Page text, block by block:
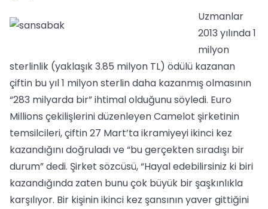
Uzmanlar
2013 yılında 1
milyon
sterlinlik (yaklaşık 3.85 milyon TL) ödülü kazanan
çiftin bu yıl 1 milyon sterlin daha kazanmış olmasının
“283 milyarda bir” ihtimal olduğunu söyledi. Euro
Millions çekilişlerini düzenleyen Camelot şirketinin
temsilcileri, çiftin 27 Mart’ta ikramiyeyi ikinci kez
kazandığını doğruladı ve “bu gerçekten sıradışı bir
durum” dedi. Şirket sözcüsü, “Hayal edebilirsiniz ki biri
kazandığında zaten bunu çok büyük bir şaşkınlıkla
karşılıyor. Bir kişinin ikinci kez şansının yaver gittiğini